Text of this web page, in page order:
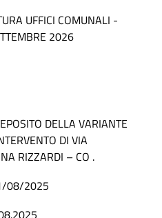
UFFICI COMUNALI -
2026
DELLA VARIANTE
DI VIA
RIZZARDI – CO .
08/2025